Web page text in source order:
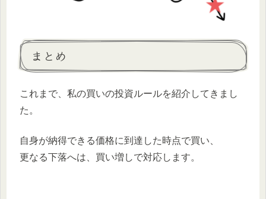
まとめ
これまで、私の買いの投資ルールを紹介してきまし
た。
自身が納得できる価格に到達した時点で買い、
更なる下落へは、買い増しで対応します。